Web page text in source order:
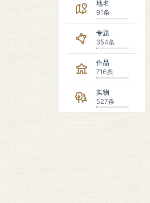
地名
91条
专题
354条
作品
716条
实物
527条